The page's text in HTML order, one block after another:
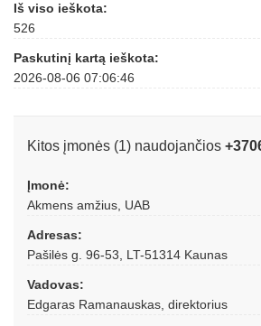
Iš viso ieškota:
526
Paskutinį kartą ieškota:
2026-08-06 07:06:46
Kitos įmonės (1) naudojančios
Įmonė:
Akmens amžius, UAB
Adresas:
Pašilės g. 96-53, LT-51314 Kaunas
Vadovas:
Edgaras Ramanauskas, direktorius